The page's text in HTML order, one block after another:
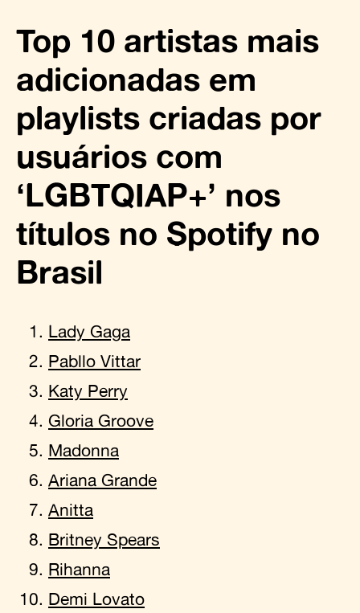
Top 10 artistas mais
adicionadas em
playlists criadas por
usuários com
‘LGBTQIAP+’ nos
títulos no Spotify no
Brasil
Lady Gaga
Pabllo Vittar
Katy Perry
Gloria Groove
Madonna
Ariana Grande
Anitta
Britney Spears
Rihanna
Demi Lovato